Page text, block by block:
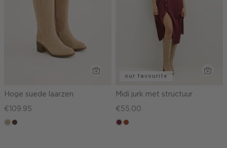
Hoge suede laarzen
€109.95
zanddonkerbruin
our favourite
Midi jurk met structuur
€55.00
bordeaux
bruin